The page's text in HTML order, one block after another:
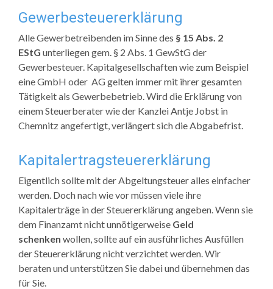
Gewerbesteuererklärung
Alle Gewerbetreibenden im Sinne des § 15 Abs. 2
EStG unterliegen gem. § 2 Abs. 1 GewStG der
Gewerbesteuer. Kapitalgesellschaften wie zum Beispiel
eine GmbH oder AG gelten immer mit ihrer gesamten
Tätigkeit als Gewerbebetrieb. Wird die Erklärung von
einem Steuerberater wie der Kanzlei Antje Jobst in
Chemnitz angefertigt, verlängert sich die Abgabefrist.
Kapitalertragsteuererklärung
Eigentlich sollte mit der Abgeltungsteuer alles einfacher
werden. Doch nach wie vor müssen viele ihre
Kapitalerträge in der Steuererklärung angeben. Wenn sie
dem Finanzamt nicht unnötigerweise Geld
schenken wollen, sollte auf ein ausführliches Ausfüllen
der Steuererklärung nicht verzichtet werden. Wir
beraten und unterstützen Sie dabei und übernehmen das
für Sie.